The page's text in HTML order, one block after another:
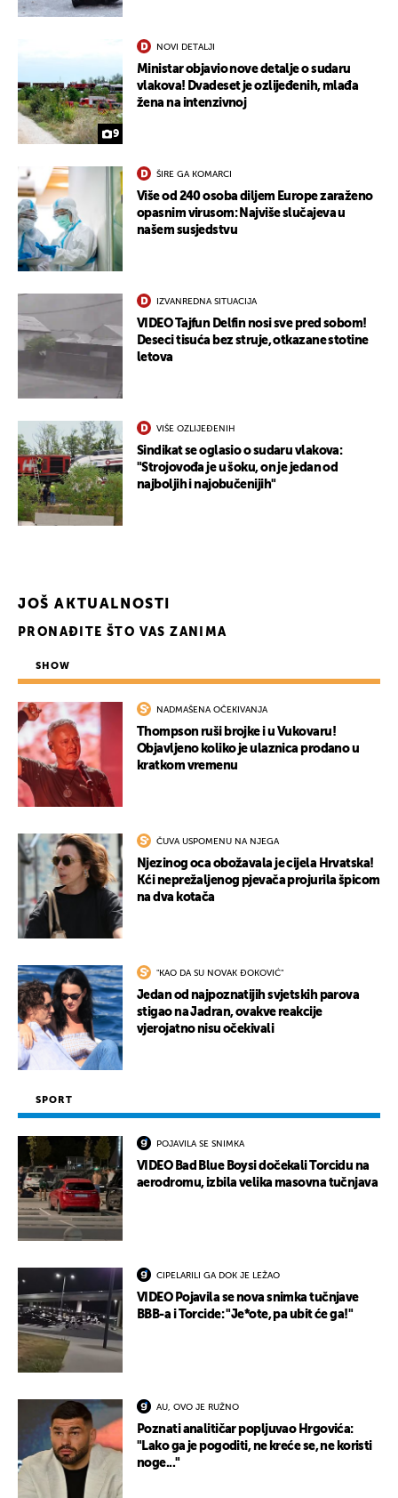
9
NOVI DETALJI
Ministar objavio nove detalje o sudaru
vlakova! Dvadeset je ozlijeđenih, mlađa
žena na intenzivnoj
ŠIRE GA KOMARCI
Više od 240 osoba diljem Europe zaraženo
opasnim virusom: Najviše slučajeva u
našem susjedstvu
IZVANREDNA SITUACIJA
VIDEO Tajfun Delfin nosi sve pred sobom!
Deseci tisuća bez struje, otkazane stotine
letova
VIŠE OZLIJEĐENIH
Sindikat se oglasio o sudaru vlakova:
"Strojovođa je u šoku, on je jedan od
najboljih i najobučenijih"
JOŠ AKTUALNOSTI
PRONAĐITE ŠTO VAS ZANIMA
SHOW
NADMAŠENA OČEKIVANJA
Thompson ruši brojke i u Vukovaru!
Objavljeno koliko je ulaznica prodano u
kratkom vremenu
ČUVA USPOMENU NA NJEGA
Njezinog oca obožavala je cijela Hrvatska!
Kći neprežaljenog pjevača projurila špicom
na dva kotača
"KAO DA SU NOVAK ĐOKOVIĆ"
Jedan od najpoznatijih svjetskih parova
stigao na Jadran, ovakve reakcije
vjerojatno nisu očekivali
SPORT
POJAVILA SE SNIMKA
VIDEO Bad Blue Boysi dočekali Torcidu na
aerodromu, izbila velika masovna tučnjava
CIPELARILI GA DOK JE LEŽAO
VIDEO Pojavila se nova snimka tučnjave
BBB-a i Torcide: "Je*ote, pa ubit će ga!"
AU, OVO JE RUŽNO
Poznati analitičar popljuvao Hrgovića:
"Lako ga je pogoditi, ne kreće se, ne koristi
noge..."